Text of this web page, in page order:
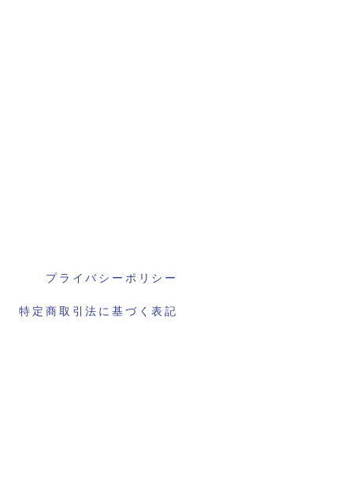
プライバシーポリシー
特定商取引法に基づく表記